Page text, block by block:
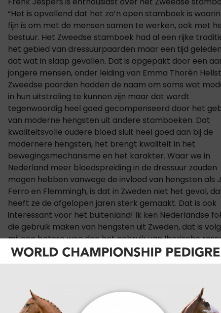
“Het is opvallend dat het zo’n open stamboek is
fijn is om met de mensen samen te werken, ook met
bestuur. Het Zweedse stamboek had al een rijke
het gebied van dressuurpaarden maar een tijd
dat wat in slaap gevallen. Dat is opgepakt door een
jongere mensen, onder leiding van Emma Thorén
Zweedse paarden hadden de naam om soms wat
in hun uitstraling te kunnen zijn maar dat wordt
tegenwoordig heel goed gecompenseerd door het
van moderne hengsten uit andere stamboeken. Dat
kwaliteitsvolle oudere bloed sluit heel goed aan bij de
modernere hengsten, het brengt kwaliteit in het
bewegingsmechanisme en het karakter. Waar we in
Nederland meer bloedspreiding in de dressuur zouden
mogen hebben vanwege de invloed van hengsten als
Ferro en Flemmingh, is dat in Zweden niet het geval,
heeft ze de afgelopen jaren sterk gemaakt. Dat is ook
interessant voor het buitenland! Ik ken Nederlandse
die gebruik maken van hengsten uit Zweden, dat is
mij een betere weg dan het gebruik van Iberische
[caption id="attachment_164075" align="alignnone"
width="481"]
In de hengstenkeuringscommissie onder leiding van
Olsen zaten naast Frenk ook Pieter Kersten en Mikael